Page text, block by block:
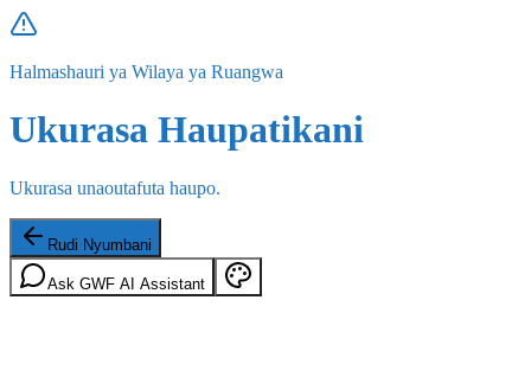
Halmashauri ya Wilaya ya Ruangwa
Ukurasa Haupatikani
Ukurasa unaoutafuta haupo.
Rudi Nyumbani
Ask GWF AI Assistant